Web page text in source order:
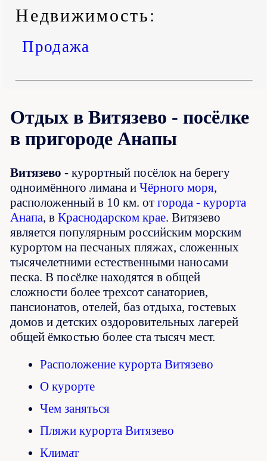
Недвижимость:
Продажа
Отдых в Витязево - посёлке
в пригороде Анапы
Витязево - курортный посёлок на берегу
одноимённого лимана иЧёрного моря,
расположенный в 10 км. отгорода - курорта
Анапа, вКраснодарском крае. Витязево
является популярным российским морским
курортом на песчаных пляжах, сложенных
тысячелетними естественными наносами
песка. В посёлке находятся в общей
сложности более трехсот санаториев,
пансионатов, отелей, баз отдыха, гостевых
домов и детских оздоровительных лагерей
общей ёмкостью более ста тысяч мест.
Расположение курорта Витязево
О курорте
Чем заняться
Пляжи курорта Витязево
Климат